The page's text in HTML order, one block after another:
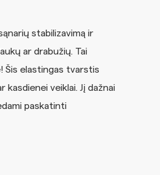
stabilizavimą ir
ar drabužių. Tai
Šis elastingas tvarstis
veiklai. Jį dažnai
paskatinti